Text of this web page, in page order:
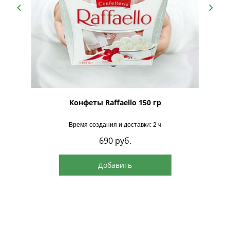
Конфеты Raffaello 150 гр
Время создания и доставки: 2 ч
690 руб.
Добавить